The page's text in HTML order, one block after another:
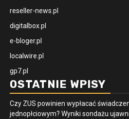
reseller-news.pl
digitalbox.pl
e-bloger.pl
localwire.pl
gp7.pl
OSTATNIE WPISY
Czy ZUS powinien wypłacać
jednopłciowym? Wyniki sondażu